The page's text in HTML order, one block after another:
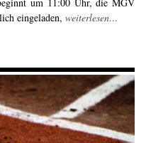
um 11:00 Uhr, die MGV
eingeladen, weiterlesen…